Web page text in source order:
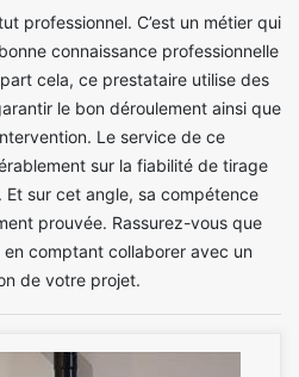
professionnel. C’est un métier qui
connaissance professionnelle
cela, ce prestataire utilise des
le bon déroulement ainsi que
Le service de ce
sur la fiabilité de tirage
Et sur cet angle, sa compétence
prouvée. Rassurez-vous que
comptant collaborer avec un
de votre projet.